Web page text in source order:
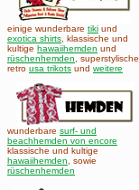
einige wunderbare tiki und
exotica shirts , klassische und
kultige hawaiihemden und
rüschenhemden , superstylische
retro usa trikots und weitere
wunderbare surf- und
beachhemden von encore
klassische und kultige
hawaiihemden
sowie
rüschenhemden